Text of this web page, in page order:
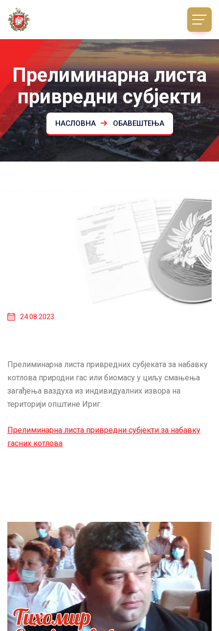
Прелиминарна листа
привредни субјекти
НАСЛОВНА ОБАВЕШТЕЊА
24.08.2023.
Прелиминарна листа привредних субјеката за набавку
котлова природни гас или биомасу у циљу смањења
загађења ваздуха из индивидуалних извора на
територији општине Ириг.
Прелиминарна листа привредни субјекти за набавку
гасних котлова